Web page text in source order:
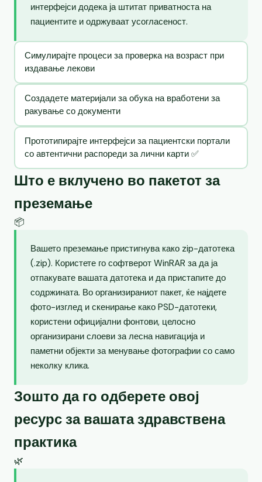
интерфејси додека ја штитат приватноста на
пациентите и одржуваат усогласеност.
Симулирајте процеси за проверка на возраст при
издавање лекови
Создадете материјали за обука на вработени за
ракување со документи
Прототипирајте интерфејси за пациентски портали
со автентични распореди за лични карти ✅
Што е вклучено во пакетот за
преземање
📦
Вашето преземање пристигнува како zip-датотека
(.zip). Користете го софтверот WinRAR за да ја
отпакувате вашата датотека и да пристапите до
содржината. Во организираниот пакет, ќе најдете
фото-изглед и скенирање како PSD-датотеки,
користени официјални фонтови, целосно
организирани слоеви за лесна навигација и
паметни објекти за менување фотографии со само
неколку клика.
Зошто да го одберете овој
ресурс за вашата здравствена
практика
🌿